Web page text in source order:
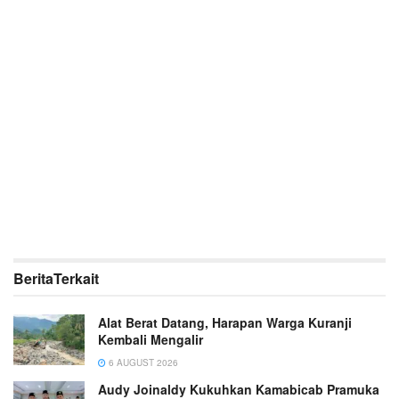
BeritaTerkait
Alat Berat Datang, Harapan Warga Kuranji
Kembali Mengalir
6 AUGUST 2026
Audy Joinaldy Kukuhkan Kamabicab Pramuka